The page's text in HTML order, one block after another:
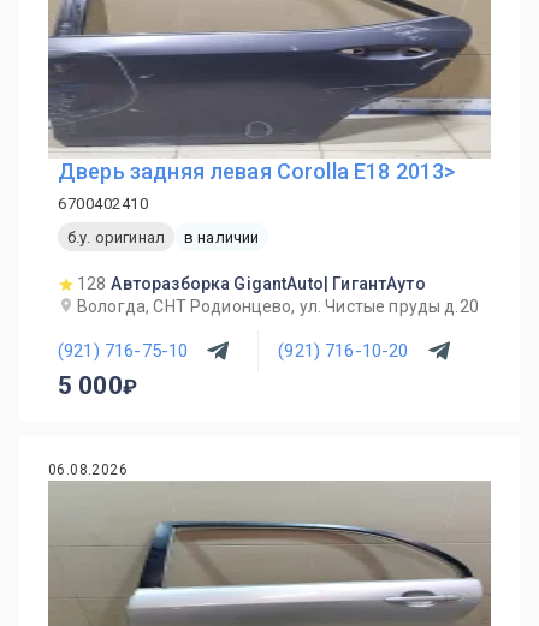
Дверь задняя левая Corolla E18 2013>
6700402410
б.у. оригинал
в наличии
128 Авторазборка GigantAuto| ГигантАуто
Вологда, СНТ Родионцево, ул. Чистые пруды д.20
(921) 716-75-10 (921) 716-10-20
5 000
06.08.2026